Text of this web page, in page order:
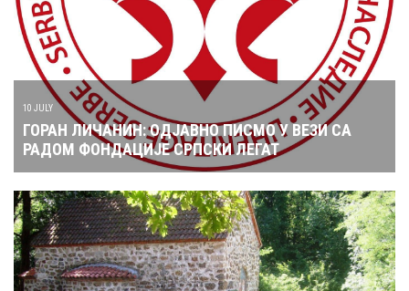
10 JULY
ГОРАН ЛИЧАНИН: ОДЈАВНО ПИСМО У ВЕЗИ СА
РАДОМ ФОНДАЦИЈЕ СРПСКИ ЛЕГАТ